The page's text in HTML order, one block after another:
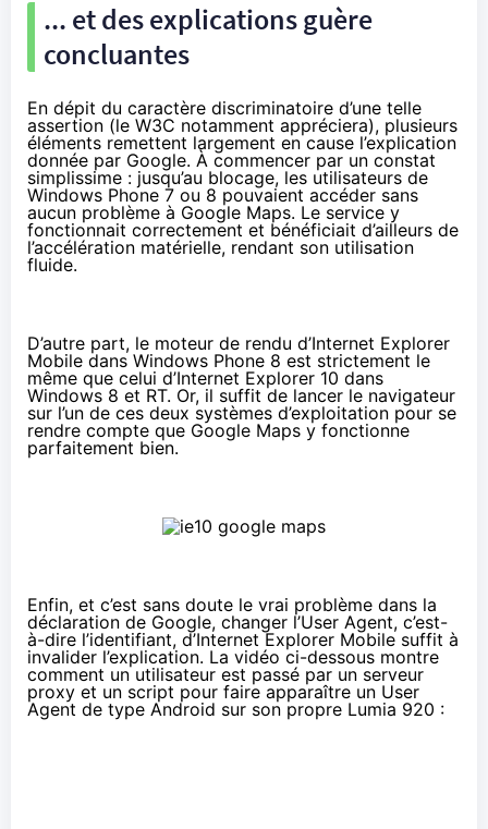
... et des explications guère
concluantes
En dépit du caractère discriminatoire d’une telle
assertion (le W3C notamment appréciera), plusieurs
éléments remettent largement en cause l’explication
donnée par Google. À commencer par un constat
simplissime : jusqu’au blocage, les utilisateurs de
Windows Phone 7 ou 8 pouvaient accéder sans
aucun problème à Google Maps. Le service y
fonctionnait correctement et bénéficiait d’ailleurs de
l’accélération matérielle, rendant son utilisation
fluide.
D’autre part, le moteur de rendu d’Internet Explorer
Mobile dans Windows Phone 8 est strictement le
même que celui d’Internet Explorer 10 dans
Windows 8 et RT. Or, il suffit de lancer le navigateur
sur l’un de ces deux systèmes d’exploitation pour se
rendre compte que Google Maps y fonctionne
parfaitement bien.
Enfin, et c’est sans doute le vrai problème dans la
déclaration de Google, changer l’User Agent, c’est-
à-dire l’identifiant, d’Internet Explorer Mobile suffit à
invalider l’explication. La vidéo ci-dessous montre
comment un utilisateur est passé par un serveur
proxy et un script pour faire apparaître un User
Agent de type Android sur son propre Lumia 920 :